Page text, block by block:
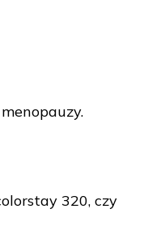
320, czy